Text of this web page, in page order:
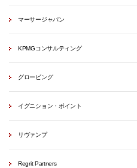
マーサージャパン
KPMGコンサルティング
グロービング
イグニション・ポイント
リヴァンプ
Regrit Partners